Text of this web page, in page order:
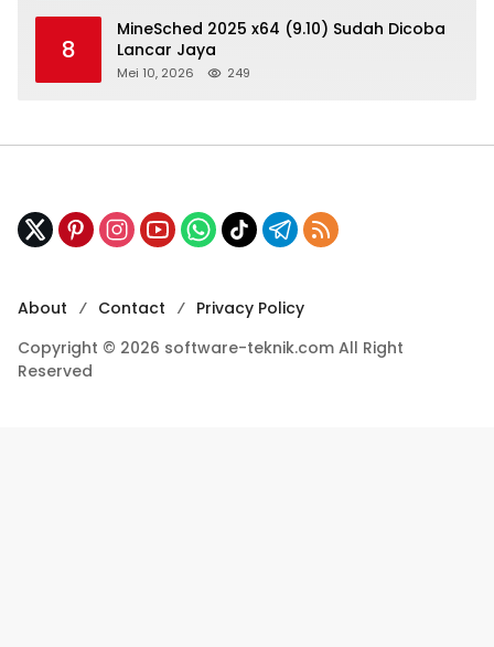
8
MineSched 2025 x64 (9.10) Sudah Dicoba
Lancar Jaya
Mei 10, 2026 249
About Contact
Privacy Policy
Copyright © 2026 software-teknik.com All Right
Reserved